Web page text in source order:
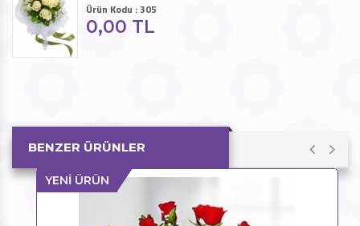
Ürün Kodu : 305
0,00 TL
BENZER ÜRÜNLER
YENİ ÜRÜN